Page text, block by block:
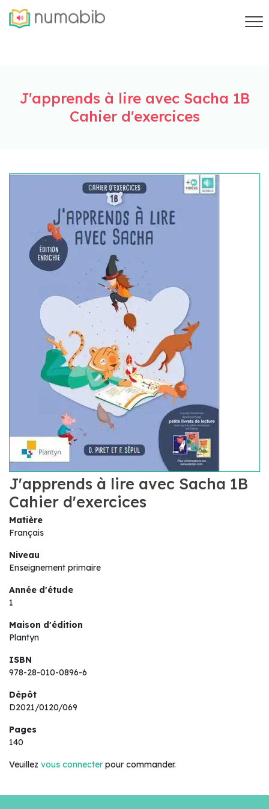
J'apprends à lire avec Sacha 1B
Cahier d'exercices
J'apprends à lire avec Sacha 1B
Cahier d'exercices
Matière
Français
Niveau
Enseignement primaire
Année d'étude
1
Maison d'édition
Plantyn
ISBN
978-28-010-0896-6
Dépôt
D2021/0120/069
Pages
140
Veuillez vous connecter pour commander.